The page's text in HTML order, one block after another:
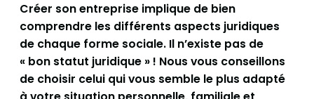
Créer son entreprise implique de bien
comprendre les différents aspects juridiques
de chaque forme sociale. Il n’existe pas de
« bon statut juridique » ! Nous vous conseillons
de choisir celui qui vous semble le plus adapté